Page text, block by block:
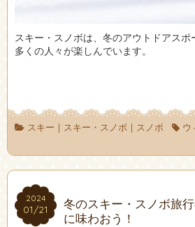
スキー・スノボは、冬のアウトドアスポ
多くの人々が楽しんでいます。
スキー | スキー・スノボ | スノボ
ウ
2024
01/21
2024
01/21
冬のスキー・スノボ旅
に味わおう！